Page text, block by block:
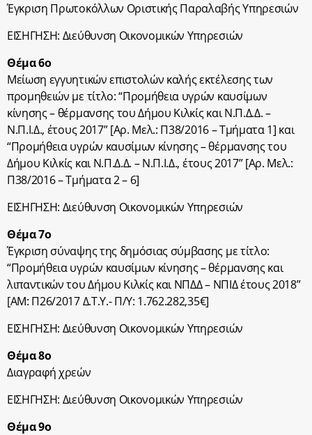
Έγκριση Πρωτοκόλλων Οριστικής Παραλαβής Υπηρεσιών
ΕΙΣΗΓΗΣΗ: Διεύθυνση Οικονομικών Υπηρεσιών
Θέμα 6ο
Μείωση εγγυητικών επιστολών καλής εκτέλεσης των
προμηθειών με τίτλο: “Προμήθεια υγρών καυσίμων
κίνησης – θέρμανσης του Δήμου Κιλκίς και Ν.Π.Δ.Δ. –
Ν.Π.Ι.Δ., έτους 2017” [Αρ. Μελ.: Π38/2016 – Τμήματα 1] και
“Προμήθεια υγρών καυσίμων κίνησης – θέρμανσης του
Δήμου Κιλκίς και Ν.Π.Δ.Δ. – Ν.Π.Ι.Δ., έτους 2017” [Αρ. Μελ.:
Π38/2016 – Τμήματα 2 – 6]
ΕΙΣΗΓΗΣΗ: Διεύθυνση Οικονομικών Υπηρεσιών
Θέμα 7ο
Έγκριση σύναψης της δημόσιας σύμβασης με τίτλο:
“Προμήθεια υγρών καυσίμων κίνησης – θέρμανσης και
λιπαντικών του Δήμου Κιλκίς και ΝΠΔΔ – ΝΠΙΔ έτους 2018”
[ΑΜ: Π26/2017 Δ.Τ.Υ.- Π/Υ: 1.762.282,35€]
ΕΙΣΗΓΗΣΗ: Διεύθυνση Οικονομικών Υπηρεσιών
Θέμα 8ο
Διαγραφή χρεών
ΕΙΣΗΓΗΣΗ: Διεύθυνση Οικονομικών Υπηρεσιών
Θέμα 9ο